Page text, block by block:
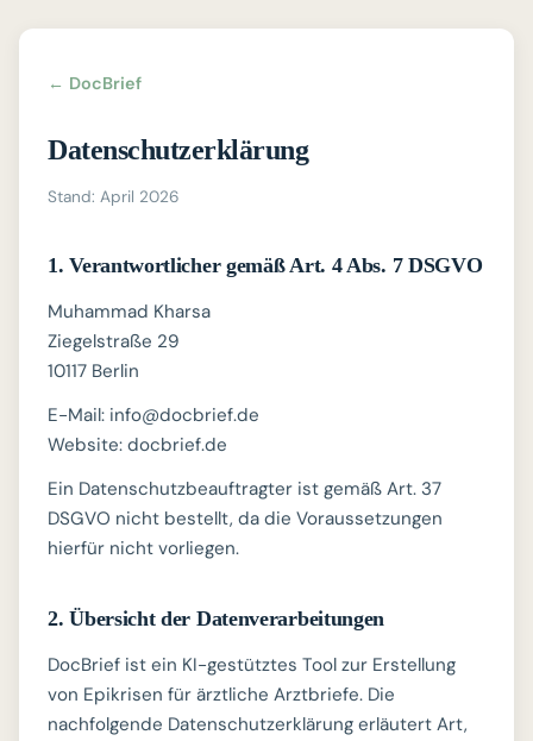
← DocBrief
Datenschutzerklärung
Stand: April 2026
1. Verantwortlicher gemäß Art. 4 Abs. 7 DSGVO
Muhammad Kharsa
Ziegelstraße 29
10117 Berlin
E-Mail: info@docbrief.de
Website: docbrief.de
Ein Datenschutzbeauftragter ist gemäß Art. 37
DSGVO nicht bestellt, da die Voraussetzungen
hierfür nicht vorliegen.
2. Übersicht der Datenverarbeitungen
DocBrief ist ein KI-gestütztes Tool zur Erstellung
von Epikrisen für ärztliche Arztbriefe. Die
nachfolgende Datenschutzerklärung erläutert Art,